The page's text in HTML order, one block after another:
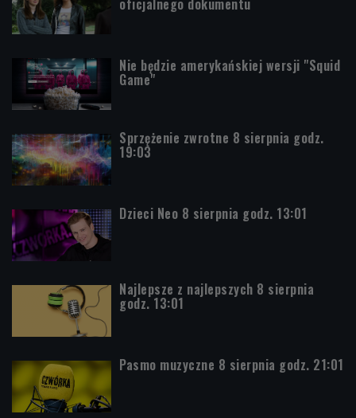
oficjalnego dokumentu
Nie będzie amerykańskiej wersji "Squid
Game"
Sprzężenie zwrotne 8 sierpnia godz.
19:03
Dzieci Neo 8 sierpnia godz. 13:01
Najlepsze z najlepszych 8 sierpnia
godz. 13:01
Pasmo muzyczne 8 sierpnia godz. 21:01